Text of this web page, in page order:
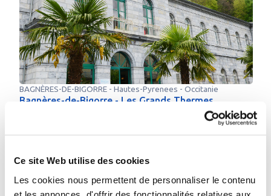
Ce site Web utilise des cookies
Les cookies nous permettent de personnaliser le contenu
BAGNÈRES-DE-BIGORRE- Hautes-Pyrenees - Occitanie
Bagnères-de-Bigorre - Les Grands Thermes
05 62 95 00 23
Plus d’infos sur l’établissement